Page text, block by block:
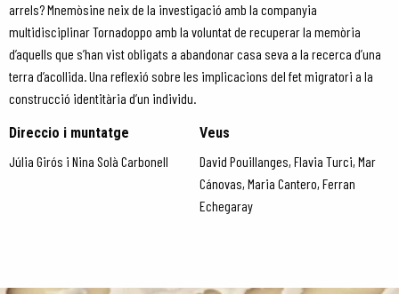
arrels? Mnemòsine neix de la investigació amb la companyia
multidisciplinar Tornadoppo amb la voluntat de recuperar la memòria
d’aquells que s’han vist obligats a abandonar casa seva a la recerca d’una
terra d’acollida. Una reflexió sobre les implicacions del fet migratori a la
construcció identitària d’un individu.
Direccio i muntatge
Júlia Girós i Nina Solà Carbonell
Veus
David Pouillanges, Flavia Turci, Mar
Cánovas, Maria Cantero, Ferran
Echegaray